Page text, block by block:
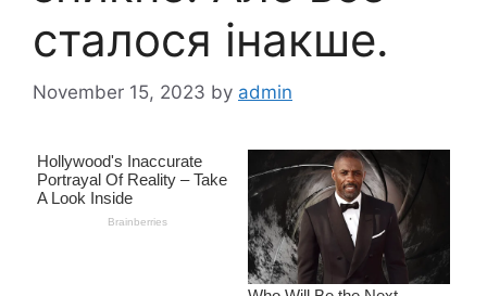
сталося інакше.
November 15, 2023 by admin